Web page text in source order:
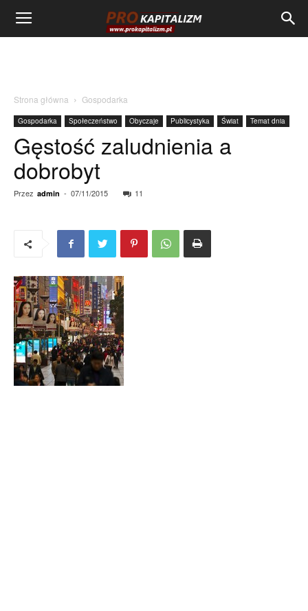
Strona główna Gospodarka
Gospodarka Społeczeństwo Obyczaje Publicystyka Świat Temat dnia
Gęstość zaludnienia a
dobrobyt
Przez admin - 07/11/2015 11